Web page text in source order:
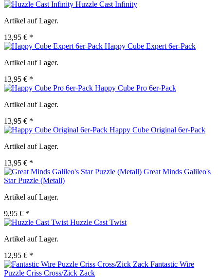
Huzzle Cast Infinity
Artikel auf Lager.
13,95 € *
Happy Cube Expert 6er-Pack
Artikel auf Lager.
13,95 € *
Happy Cube Pro 6er-Pack
Artikel auf Lager.
13,95 € *
Happy Cube Original 6er-Pack
Artikel auf Lager.
13,95 € *
Great Minds Galileo's
Star Puzzle (Metall)
Artikel auf Lager.
9,95 € *
Huzzle Cast Twist
Artikel auf Lager.
12,95 € *
Fantastic Wire
Puzzle Criss Cross/Zick Zack